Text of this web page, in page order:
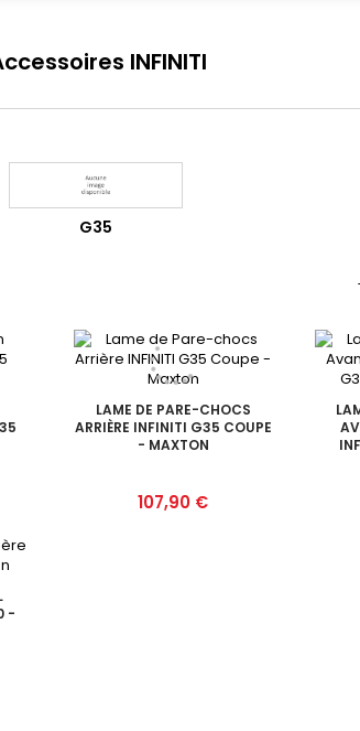
INFINITI
G35
LAME DE PARE-CHOCS
ARRIÈRE INFINITI G35 COUPE
- MAXTON
Prix
107,90 €
-